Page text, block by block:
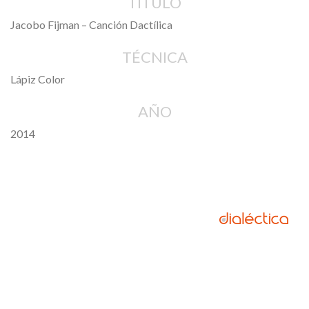
Jacobo Fijman – Canción Dactílica
TÉCNICA
Lápiz Color
AÑO
2014